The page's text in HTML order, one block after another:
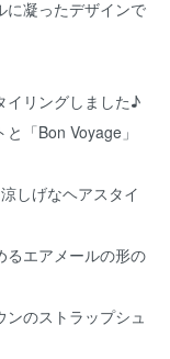
に凝ったデザインで
イリングしました♪
「Bon Voyage」
しげなヘアスタイ
るエアメールの形の
のストラップシュ